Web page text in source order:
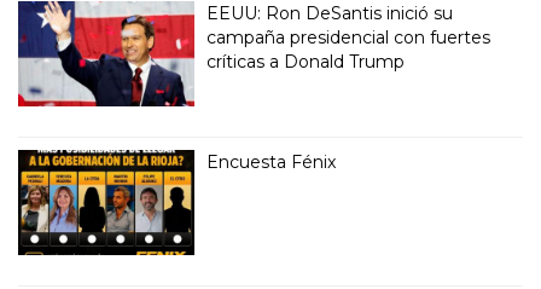
EEUU: Ron DeSantis inició su
campaña presidencial con fuertes
críticas a Donald Trump
Encuesta Fénix